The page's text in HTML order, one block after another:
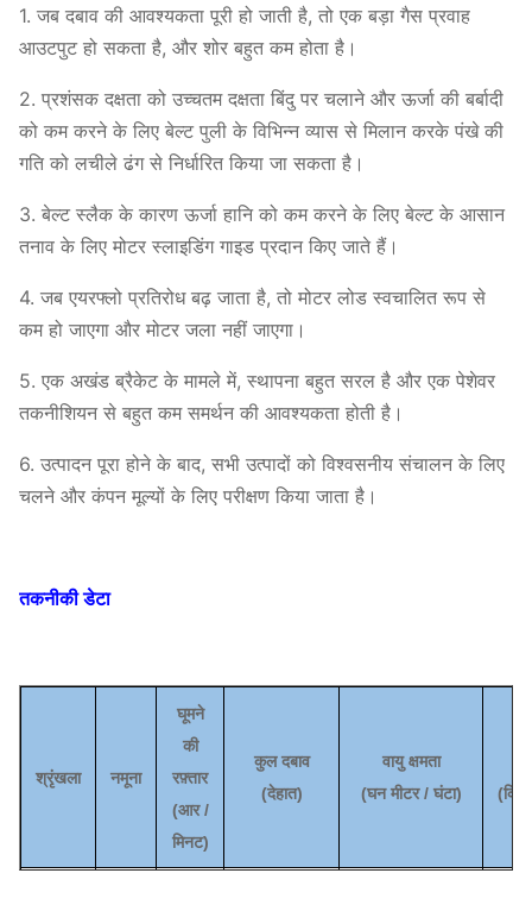
1. जब दबाव की आवश्यकता पूरी हो जाती है, तो एक बड़ा गैस प्रवाह
आउटपुट हो सकता है, और शोर बहुत कम होता है।
2. प्रशंसक दक्षता को उच्चतम दक्षता बिंदु पर चलाने और ऊर्जा की बर्बादी
को कम करने के लिए बेल्ट पुली के विभिन्न व्यास से मिलान करके पंखे की
गति को लचीले ढंग से निर्धारित किया जा सकता है।
3. बेल्ट स्लैक के कारण ऊर्जा हानि को कम करने के लिए बेल्ट के आसान
तनाव के लिए मोटर स्लाइडिंग गाइड प्रदान किए जाते हैं।
4. जब एयरफ्लो प्रतिरोध बढ़ जाता है, तो मोटर लोड स्वचालित रूप से
कम हो जाएगा और मोटर जला नहीं जाएगा।
5. एक अखंड ब्रैकेट के मामले में, स्थापना बहुत सरल है और एक पेशेवर
तकनीशियन से बहुत कम समर्थन की आवश्यकता होती है।
6. उत्पादन पूरा होने के बाद, सभी उत्पादों को विश्वसनीय संचालन के लिए
चलने और कंपन मूल्यों के लिए परीक्षण किया जाता है।
तकनीकी डेटा
श्रृंखला नमूना
घूमने
की
रफ़्तार
(आर /
मिनट)
कुल दबाव
(देहात)
वायु क्षमता
(घन मीटर / घंटा)